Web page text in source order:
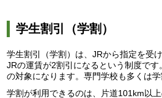
学生割引（学割）
学生割引（学割）は、JRから指定を受
JRの運賃が2割引になるという制度です
の対象になります。専門学校も多くは学
学割が利用できるのは、片道101km以